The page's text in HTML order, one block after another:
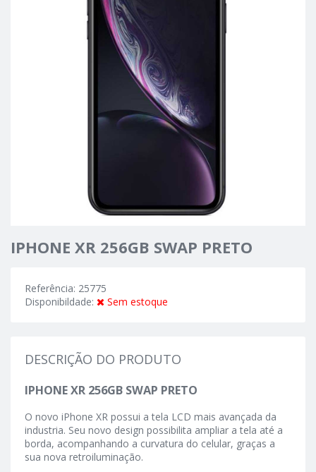
IPHONE XR 256GB SWAP PRETO
Referência: 25775
Disponibildade:
Sem estoque
DESCRIÇÃO DO PRODUTO
IPHONE XR 256GB SWAP PRETO
O novo iPhone XR possui a tela LCD mais avançada da
industria. Seu novo design possibilita ampliar a tela até a
borda, acompanhando a curvatura do celular, graças a
sua nova retroiluminação.